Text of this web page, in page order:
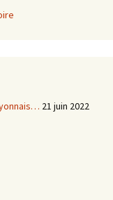
21 juin 2022